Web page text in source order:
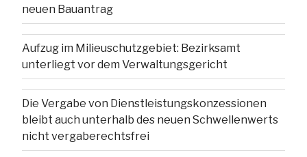
neuen Bauantrag
Aufzug im Milieuschutzgebiet: Bezirksamt
unterliegt vor dem Verwaltungsgericht
Die Vergabe von Dienstleistungskonzessionen
bleibt auch unterhalb des neuen Schwellenwerts
nicht vergaberechtsfrei